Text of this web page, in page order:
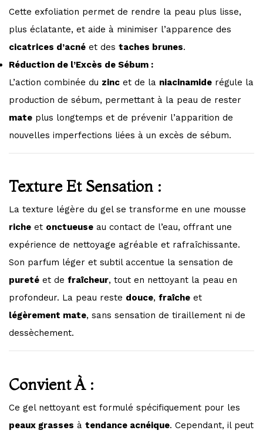
Cette exfoliation permet de rendre la peau plus lisse,
plus éclatante, et aide à minimiser l’apparence des
cicatrices d’acné et des taches brunes.
Réduction de l’Excès de Sébum :
L’action combinée du zinc et de la niacinamide régule la
production de sébum, permettant à la peau de rester
mate plus longtemps et de prévenir l’apparition de
nouvelles imperfections liées à un excès de sébum.
Texture Et Sensation :
La texture légère du gel se transforme en une mousse
riche et onctueuse au contact de l’eau, offrant une
expérience de nettoyage agréable et rafraîchissante.
Son parfum léger et subtil accentue la sensation de
pureté et de fraîcheur, tout en nettoyant la peau en
profondeur. La peau reste douce, fraîche et
légèrement mate, sans sensation de tiraillement ni de
dessèchement.
Convient À :
Ce gel nettoyant est formulé spécifiquement pour les
peaux grasses à tendance acnéique. Cependant, il peut